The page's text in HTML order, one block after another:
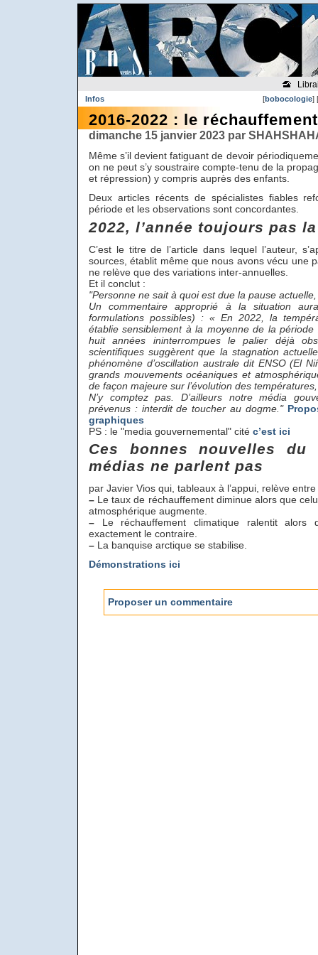
[bobocologie] [
Infos
2016-2022 : le
dimanche 15 janvier 2023 par
Même s’il devient fatiguant de devoir
on ne peut s’y soustraire compte-tenu de la
et répression) y compris auprès des enfants.
Deux articles récents de spécialistes fiables
période et les observations sont concordantes.
2022, l’année toujours pas
C’est le titre de l’article dans lequel l’auteur,
sources, établit même que nous avons vécu une
ne relève que des variations inter-annuelles.
Et il conclut :
"Personne ne sait à quoi est due la pause
Un commentaire approprié à la situation
formulations possibles) : « En 2022, la
établie sensiblement à la moyenne de la
huit années ininterrompues le palier déjà
scientifiques suggèrent que la stagnation
phénomène d’oscillation australe dit ENSO (El
grands mouvements océaniques et
de façon majeure sur l’évolution des
N’y comptez pas. D’ailleurs notre média
prévenus : interdit de toucher au dogme."
graphiques
PS : le "media gouvernemental" cité c’est ici
Ces bonnes nouvelles
médias ne parlent pas
par Javier Vios qui, tableaux à l’appui, relève
– Le taux de réchauffement diminue alors que
atmosphérique augmente.
– Le réchauffement climatique ralentit alors
exactement le contraire.
– La banquise arctique se stabilise.
Démonstrations ici
Proposer un commentaire